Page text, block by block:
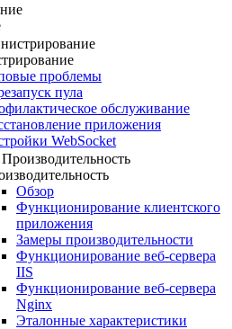
проблемы
пула
обслуживание
приложения
WebSocket
Производительность
Обзор
Функционирование клиентского
приложения
Замеры производительности
Функционирование веб-сервера
IIS
Функционирование веб-сервера
Nginx
Эталонные характеристики